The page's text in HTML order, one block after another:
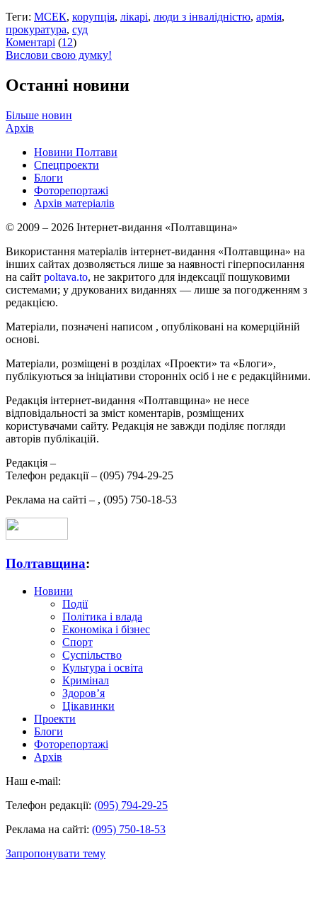
Теги: МСЕК, корупція, лікарі, люди з інвалідністю, армія,
прокуратура, суд
Коментарі (12)
Вислови свою думку!
Останні новини
Більше новин
Архів
Новини Полтави
Спецпроекти
Блоги
Фоторепортажі
Архів матеріалів
© 2009 – 2026 Інтернет-видання «Полтавщина»
Використання матеріалів інтернет-видання «Полтавщина» на
інших сайтах дозволяється лише за наявності гіперпосилання
на сайт poltava.to, не закритого для індексації пошуковими
системами; у друкованих виданнях — лише за погодженням з
редакцією.
Матеріали, позначені написом , опубліковані на комерційній
основі.
Матеріали, розміщені в розділах «Проекти» та «Блоги»,
публікуються за ініціативи сторонніх осіб і не є редакційними.
Редакція інтернет-видання «Полтавщина» не несе
відповідальності за зміст коментарів, розміщених
користувачами сайту. Редакція не завжди поділяє погляди
авторів публікацій.
Редакція –
Телефон редакції – (095) 794-29-25
Реклама на сайті – , (095) 750-18-53
Полтавщина:
Новини
Події
Політика і влада
Економіка і бізнес
Спорт
Суспільство
Культура і освіта
Кримінал
Здоров’я
Цікавинки
Проекти
Блоги
Фоторепортажі
Архів
Наш e-mail:
Телефон редакції: (095) 794-29-25
Реклама на сайті: (095) 750-18-53
Запропонувати тему